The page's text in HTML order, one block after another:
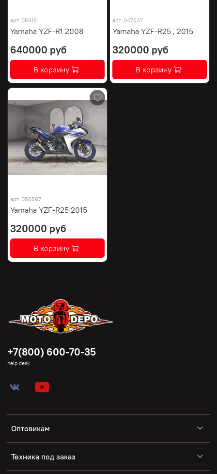
арт. 056161
Yamaha YZF-R1 2008
640000 руб
В корзину
арт. 047537
Yamaha YZF-R25 , 2015
320000 руб
В корзину
арт. 056567
Yamaha YZF-R25 2015
320000 руб
В корзину
Оптовикам
Техника под заказ
+7(800) 600-70-35
help desk